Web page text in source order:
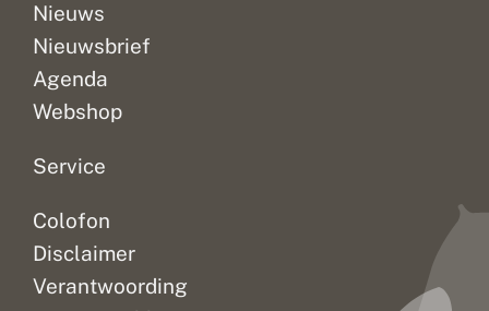
Nieuws
Nieuwsbrief
Agenda
Webshop
Service
Colofon
Disclaimer
Verantwoording